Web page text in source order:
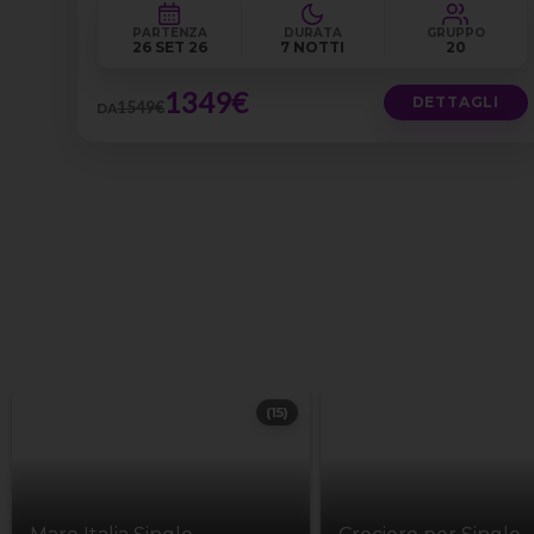
PARTENZA
26 SET 26
DURATA
7 NOTTI
GRUPPO
20
DA1549€1349€ DETTAGLI
(15)